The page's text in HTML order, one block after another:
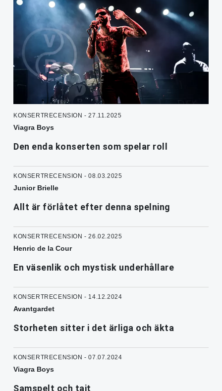
KONSERTRECENSION - 27.11.2025
Viagra Boys
Den enda konserten som spelar roll
KONSERTRECENSION - 08.03.2025
Junior Brielle
Allt är förlåtet efter denna spelning
KONSERTRECENSION - 26.02.2025
Henric de la Cour
En väsenlik och mystisk underhållare
KONSERTRECENSION - 14.12.2024
Avantgardet
Storheten sitter i det ärliga och äkta
KONSERTRECENSION - 07.07.2024
Viagra Boys
Samspelt och tajt